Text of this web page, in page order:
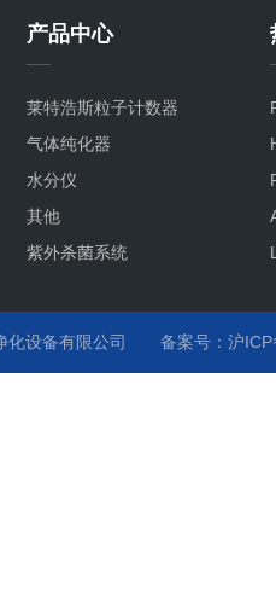
产品中心
莱特浩斯粒子计数器
气体纯化器
水分仪
其他
紫外杀菌系统
化设备有限公司 备案号：沪